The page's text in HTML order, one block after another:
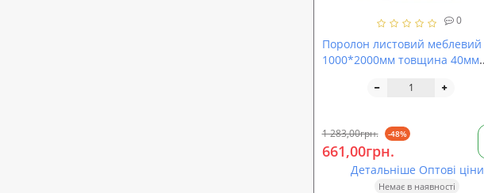
0
Поролон листовий меблевий
1000*2000мм товщина 40мм
el2542-40)
1 283,00грн. -48%
661,00грн.
Детальніше Оптові ціни
Немає в наявності